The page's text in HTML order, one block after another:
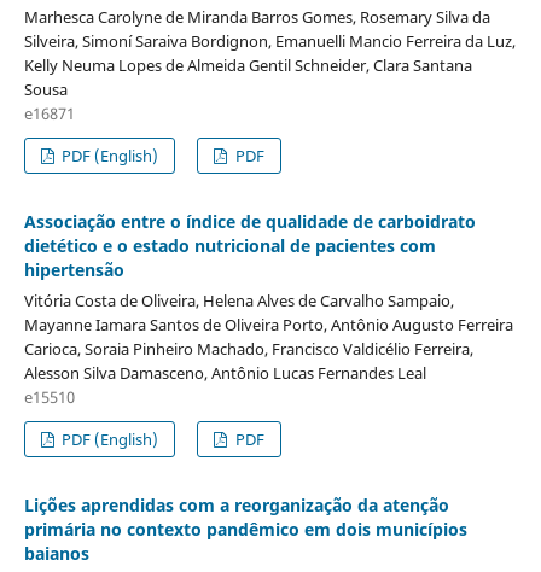
Marhesca Carolyne de Miranda Barros Gomes, Rosemary Silva da
Silveira, Simoní Saraiva Bordignon, Emanuelli Mancio Ferreira da Luz,
Kelly Neuma Lopes de Almeida Gentil Schneider, Clara Santana
Sousa
e16871
PDF (English)
PDF
Associação entre o índice de qualidade de carboidrato
dietético e o estado nutricional de pacientes com
hipertensão
Vitória Costa de Oliveira, Helena Alves de Carvalho Sampaio,
Mayanne Iamara Santos de Oliveira Porto, Antônio Augusto Ferreira
Carioca, Soraia Pinheiro Machado, Francisco Valdicélio Ferreira,
Alesson Silva Damasceno, Antônio Lucas Fernandes Leal
e15510
PDF (English)
PDF
Lições aprendidas com a reorganização da atenção
primária no contexto pandêmico em dois municípios
baianos